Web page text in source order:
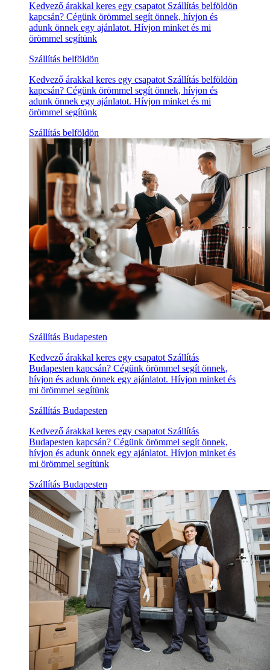
Kedvező árakkal keres egy csapatot Szállítás belföldön
kapcsán? Cégünk örömmel segít önnek, hívjon és
adunk önnek egy ajánlatot. Hívjon minket és mi
örömmel segítünk
Szállítás belföldön
Kedvező árakkal keres egy csapatot Szállítás belföldön
kapcsán? Cégünk örömmel segít önnek, hívjon és
adunk önnek egy ajánlatot. Hívjon minket és mi
örömmel segítünk
Szállítás belföldön
Szállítás Budapesten
Kedvező árakkal keres egy csapatot Szállítás
Budapesten kapcsán? Cégünk örömmel segít önnek,
hívjon és adunk önnek egy ajánlatot. Hívjon minket és
mi örömmel segítünk
Szállítás Budapesten
Kedvező árakkal keres egy csapatot Szállítás
Budapesten kapcsán? Cégünk örömmel segít önnek,
hívjon és adunk önnek egy ajánlatot. Hívjon minket és
mi örömmel segítünk
Szállítás Budapesten